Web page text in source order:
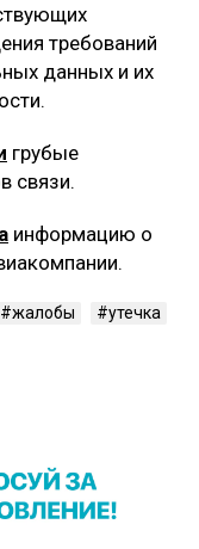
требований
данных и их
грубые
связи.
информацию о
жалобы
утечка